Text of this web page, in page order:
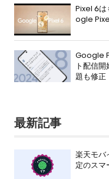
Pixel 6
ogle
Google
ト配信
題も修正
最新記事
楽天モ
定のスマ